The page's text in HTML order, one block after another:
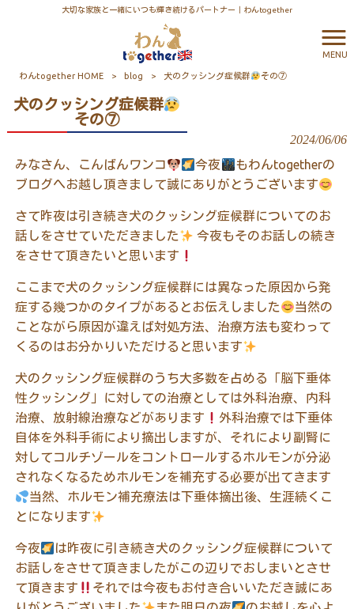
大切な家族と一緒にいつも輝き続けるパートナー｜わんtogether
MENU
わんtogether HOME > blog > 犬のクッシング症候群 その⑦
犬のクッシング症候群
その⑦
2024/06/06
みなさん、こんばんワンコ 今夜
もわんtogetherの
ブログへお越し頂きまして誠にありがとうございます
さて昨夜は引き続き犬のクッシング症候群についてのお
話しをさせていただきました
今夜もそのお話しの続き
をさせて頂きたいと思います
ここまで犬のクッシング症候群には異なった原因から発
症する幾つかのタイプがあるとお伝えしました
当然の
ことながら原因が違えば対処方法、治療方法も変わって
くるのはお分かりいただけると思います
犬のクッシング症候群のうち大多数を占める「脳下垂体
性クッシング」に対しての治療としては外科治療、内科
治療、放射線治療などがあります
外科治療では下垂体
自体を外科手術により摘出しますが、それにより副腎に
対してコルチゾールをコントロールするホルモンが分泌
されなくなるためホルモンを補充する必要が出てきます
当然、ホルモン補充療法は下垂体摘出後、生涯続くこ
とになります
今夜
は昨夜に引き続き犬のクッシング症候群について
お話しをさせて頂きましたがこの辺りでおしまいとさせ
て頂きます
それでは今夜もお付き合いいただき誠にあ